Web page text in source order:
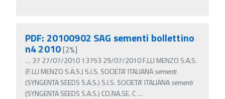
PDF: 20100902 SAG sementi bollettino
n4 2010[2%]
… 37 27/07/2010 13753 29/07/2010 F.LLI MENZO S.A.S.
(F.LLI MENZO S.A.S.) S.I.S. SOCIETA' ITALIANAsementi
(SYNGENTA SEEDS S.A.S.) S.I.S. SOCIETA' ITALIANAsementi
(SYNGENTA SEEDS S.A.S.) CO.NA.SE. C…